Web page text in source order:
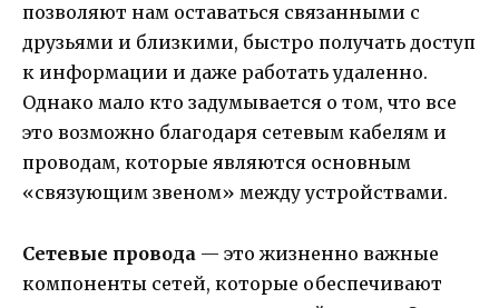
позволяют нам оставаться связанными с
друзьями и близкими, быстро получать доступ
к информации и даже работать удаленно.
Однако мало кто задумывается о том, что все
это возможно благодаря сетевым кабелям и
проводам, которые являются основным
«связующим звеном» между устройствами.
Сетевые провода — это жизненно важные
компоненты сетей, которые обеспечивают